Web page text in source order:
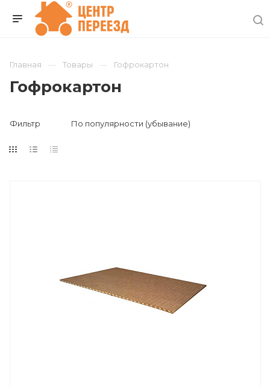
Главная Товары Гофрокартон
Гофрокартон
Фильтр По популярности (убывание)